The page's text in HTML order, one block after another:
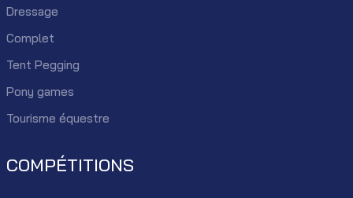
Dressage
Complet
Tent Pegging
Pony games
Tourisme équestre
COMPÉTITIONS